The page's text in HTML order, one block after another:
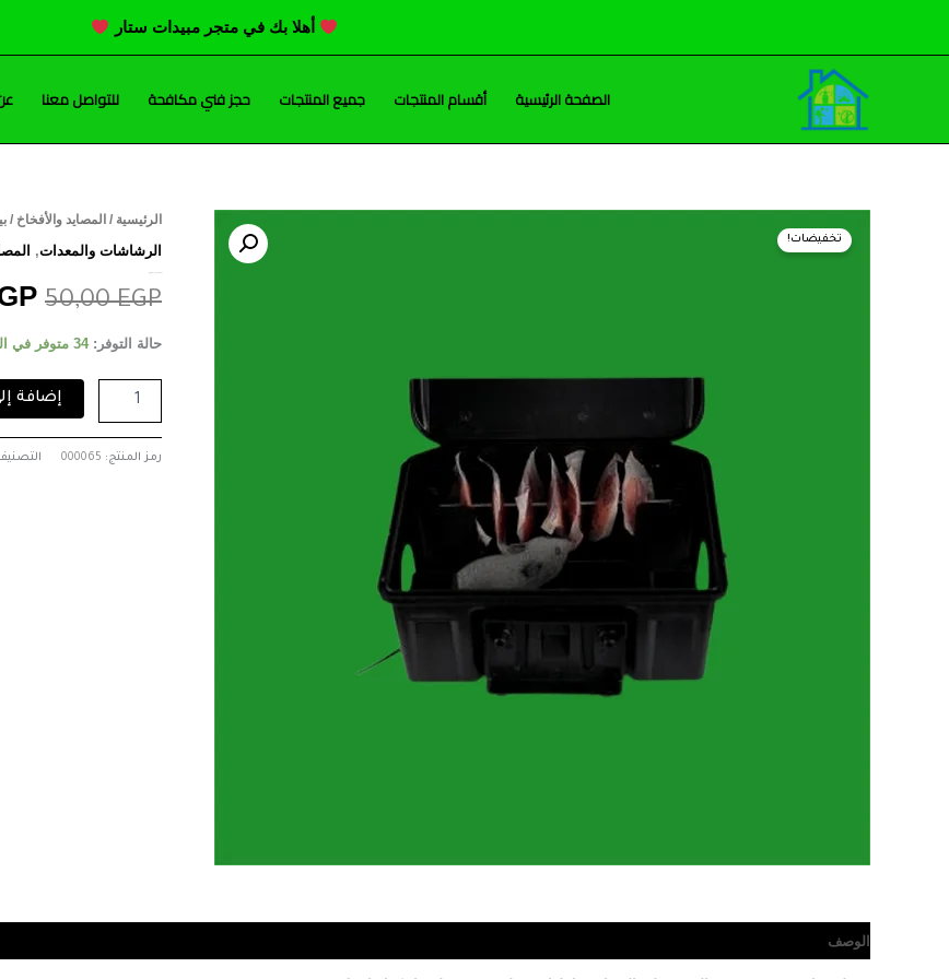
المحتوى
أهلا بك في متجر مبيدات ستار
الصفحة الرئيسية أقسام المنتجات جميع المنتجات حجز فني مكافحة للتواصل معنا
تخفيضات!
الرئيسية / المصايد والأفخاخ /
الرشاشات والمعدات,
50,00EGP
حالة التوفر: 34 متوفر في المخزون
كمية
بيت
ستيشن
اسود
(محطة
إضافة
رمز المنتج: 000065
الوصف